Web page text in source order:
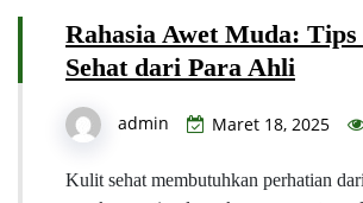
Rahasia Awet Muda:
Sehat dari Para Ahli
admin Maret 18, 2025
Kulit sehat membutuhkan perhatian